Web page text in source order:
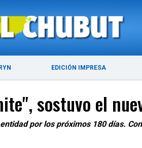
EDICIÓN IMPRESA
ÚLTIMAS NOTICIAS PUERTO
sostuvo el
por los próximos 180 días.